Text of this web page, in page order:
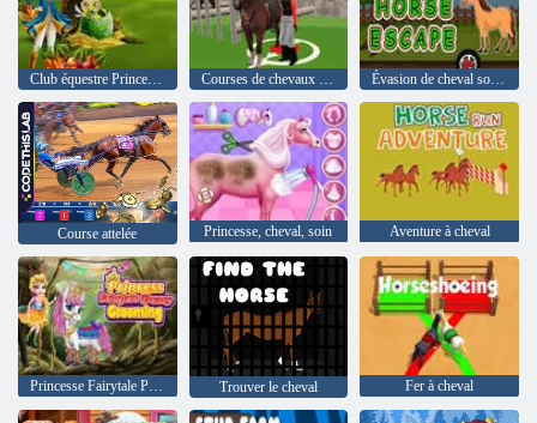
Course attelée Princesse, cheval, soin Aventure à cheval
Princesse Fairytale Poney Toilettage Trouver le cheval Fer à cheval